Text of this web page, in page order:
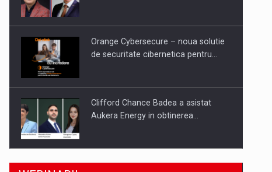
Orange Cybersecure – noua solutie
de securitate cibernetica pentru…
Clifford Chance Badea a asistat
Aukera Energy in obtinerea…
SAPTE PERSONALITATI DIN MEDIUL